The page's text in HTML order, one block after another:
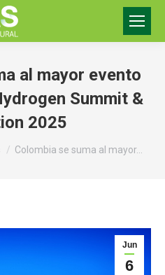
al mayor evento
Summit &
2025
Colombia se suma al mayor…
Jun
6